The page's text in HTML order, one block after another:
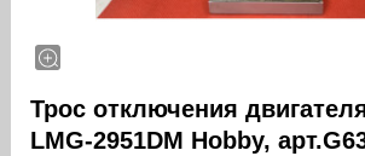
Трос отключения
LMG-2951DM Hobby,